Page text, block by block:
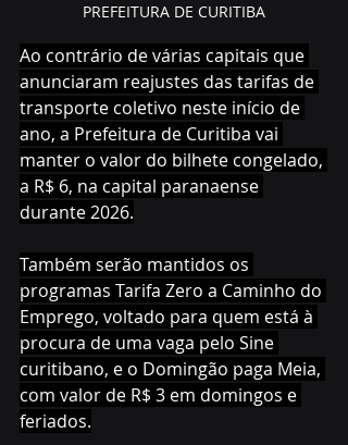
PREFEITURA DE CURITIBA
Ao contrário de várias capitais que
anunciaram reajustes das tarifas de
transporte coletivo neste início de
ano, a Prefeitura de Curitiba vai
manter o valor do bilhete congelado,
a R$ 6, na capital paranaense
durante 2026.
Também serão mantidos os
programas Tarifa Zero a Caminho do
Emprego, voltado para quem está à
procura de uma vaga pelo Sine
curitibano, e o Domingão paga Meia,
com valor de R$ 3 em domingos e
feriados.